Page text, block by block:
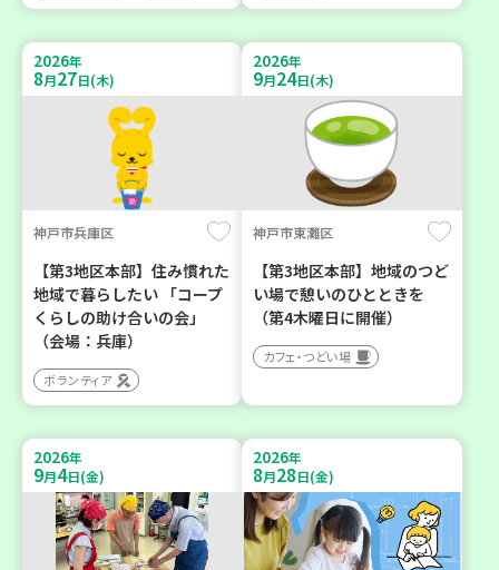
2026年
8月27日(木)
神戸市兵庫区
【第3地区本部】住み慣れた
地域で暮らしたい 「コープ
くらしの助け合いの会」
（会場：兵庫）
ボランティア
2026年
9月24日(木)
神戸市東灘区
【第3地区本部】地域のつど
い場で憩いのひとときを
（第4木曜日に開催）
カフェ・つどい場
2026年
9月4日(金)
2026年
8月28日(金)